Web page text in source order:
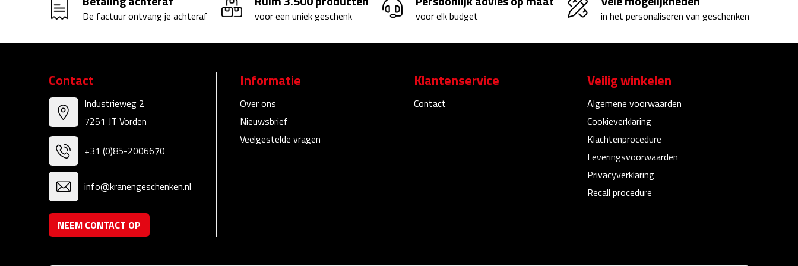
De factuur ontvang je achteraf voor een uniek geschenk voor elk budget in het personaliseren van geschenken
Contact
Industrieweg 2
7251 JT Vorden
+31 (0)85-2006670
info@kranengeschenken.nl
NEEM CONTACT OP
Informatie
Over ons
Nieuwsbrief
Veelgestelde vragen
Klantenservice
Contact
Veilig winkelen
Algemene voorwaarden
Cookieverklaring
Klachtenprocedure
Leveringsvoorwaarden
Privacyverklaring
Recall procedure